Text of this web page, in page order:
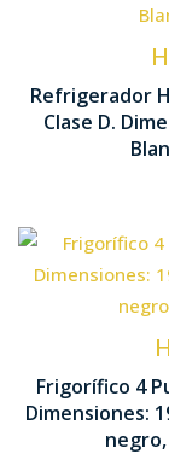
Refrigerador
Clase D.
Frigorífico 4
Dimensiones: